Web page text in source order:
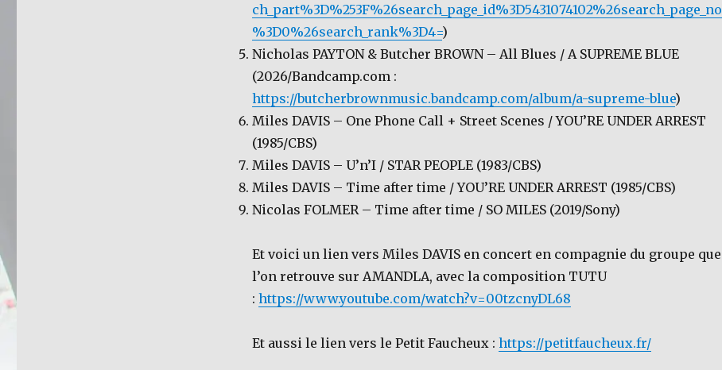
ch_part%3D%253F%26search_page_id%3D5431074102%26search_page_no
%3D0%26search_rank%3D4=)
Nicholas PAYTON & Butcher BROWN – All Blues / A SUPREME BLUE
(2026/Bandcamp.com :
https://butcherbrownmusic.bandcamp.com/album/a-supreme-blue)
Miles DAVIS – One Phone Call + Street Scenes / YOU’RE UNDER ARREST
(1985/CBS)
Miles DAVIS – U’n’I / STAR PEOPLE (1983/CBS)
Miles DAVIS – Time after time / YOU’RE UNDER ARREST (1985/CBS)
Nicolas FOLMER – Time after time / SO MILES (2019/Sony)
Et voici un lien vers Miles DAVIS en concert en compagnie du groupe que
l’on retrouve sur AMANDLA, avec la composition TUTU
: https://www.youtube.com/watch?v=00tzcnyDL68
Et aussi le lien vers le Petit Faucheux : https://petitfaucheux.fr/